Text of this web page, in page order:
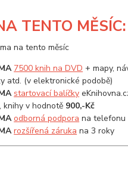
TENTO MĚSÍC:
7500 knih na DVD + mapy,
atd. (v elektronické podobě)
startovací balíčky
knihy v hodnotě 900,-Kč
odborná podpora na telefonu
rozšířená záruka na 3 roky